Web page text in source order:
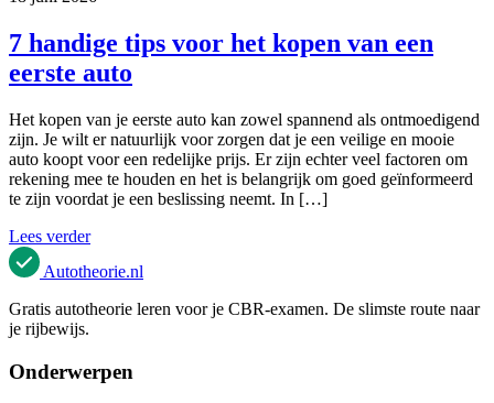
7 handige tips voor het kopen van een
eerste auto
Het kopen van je eerste auto kan zowel spannend als ontmoedigend
zijn. Je wilt er natuurlijk voor zorgen dat je een veilige en mooie
auto koopt voor een redelijke prijs. Er zijn echter veel factoren om
rekening mee te houden en het is belangrijk om goed geïnformeerd
te zijn voordat je een beslissing neemt. In […]
Lees verder
Autotheorie.nl
Gratis autotheorie leren voor je CBR-examen. De slimste route naar
je rijbewijs.
Onderwerpen